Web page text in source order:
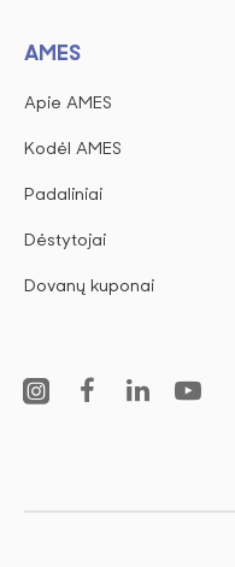
AMES
Apie AMES
Kodėl AMES
Padaliniai
Dėstytojai
Dovanų kuponai